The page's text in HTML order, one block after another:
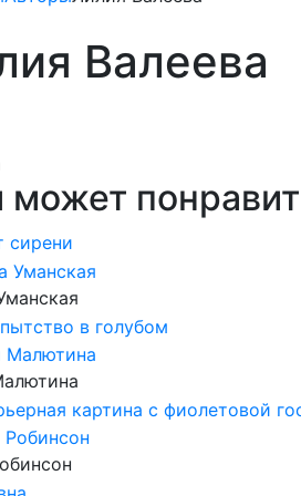
Валеева
может